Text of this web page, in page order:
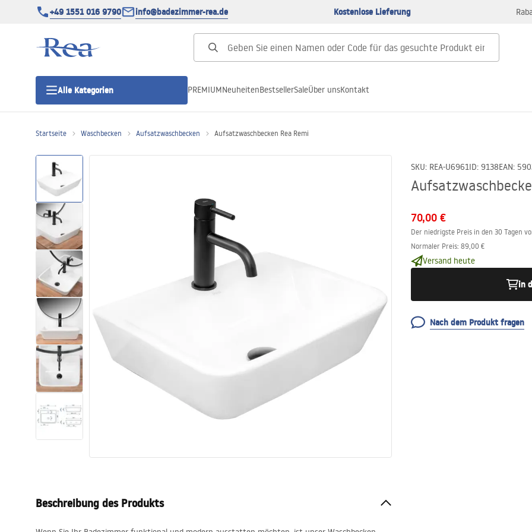
+49 1551 016 9790 info@badezimmer-rea.de Kostenlose Lieferung
Alle Kategorien
Duschtüren
Duschrinnen
Toiletten
Waschbecken
Wannen und
Badewannenaufsätze
Badarmaturen
Duschen
Badezimmerzubehör und Möbel
PREMIUMNeuheitenBestsellerSaleÜber unsKontakt
Startseite Waschbecken Aufsatzwaschbecken Aufsatzwaschbecken Rea Remi
SKU: REA-U6961ID: 9138EAN:
70,00 €
Der niedrigste Preis in den 30 Tagen
Normaler Preis: 89,00 €
Versand heute
in
Nach dem Produkt fragen
Beschreibung des Produkts